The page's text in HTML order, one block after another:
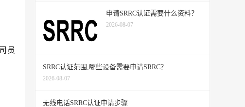
员
申请SRRC认证需要什么资料？
2026-08-07
SRRC认证范围,哪些设备需要申请SRRC？
2026-08-07
无线电话SRRC认证申请步骤